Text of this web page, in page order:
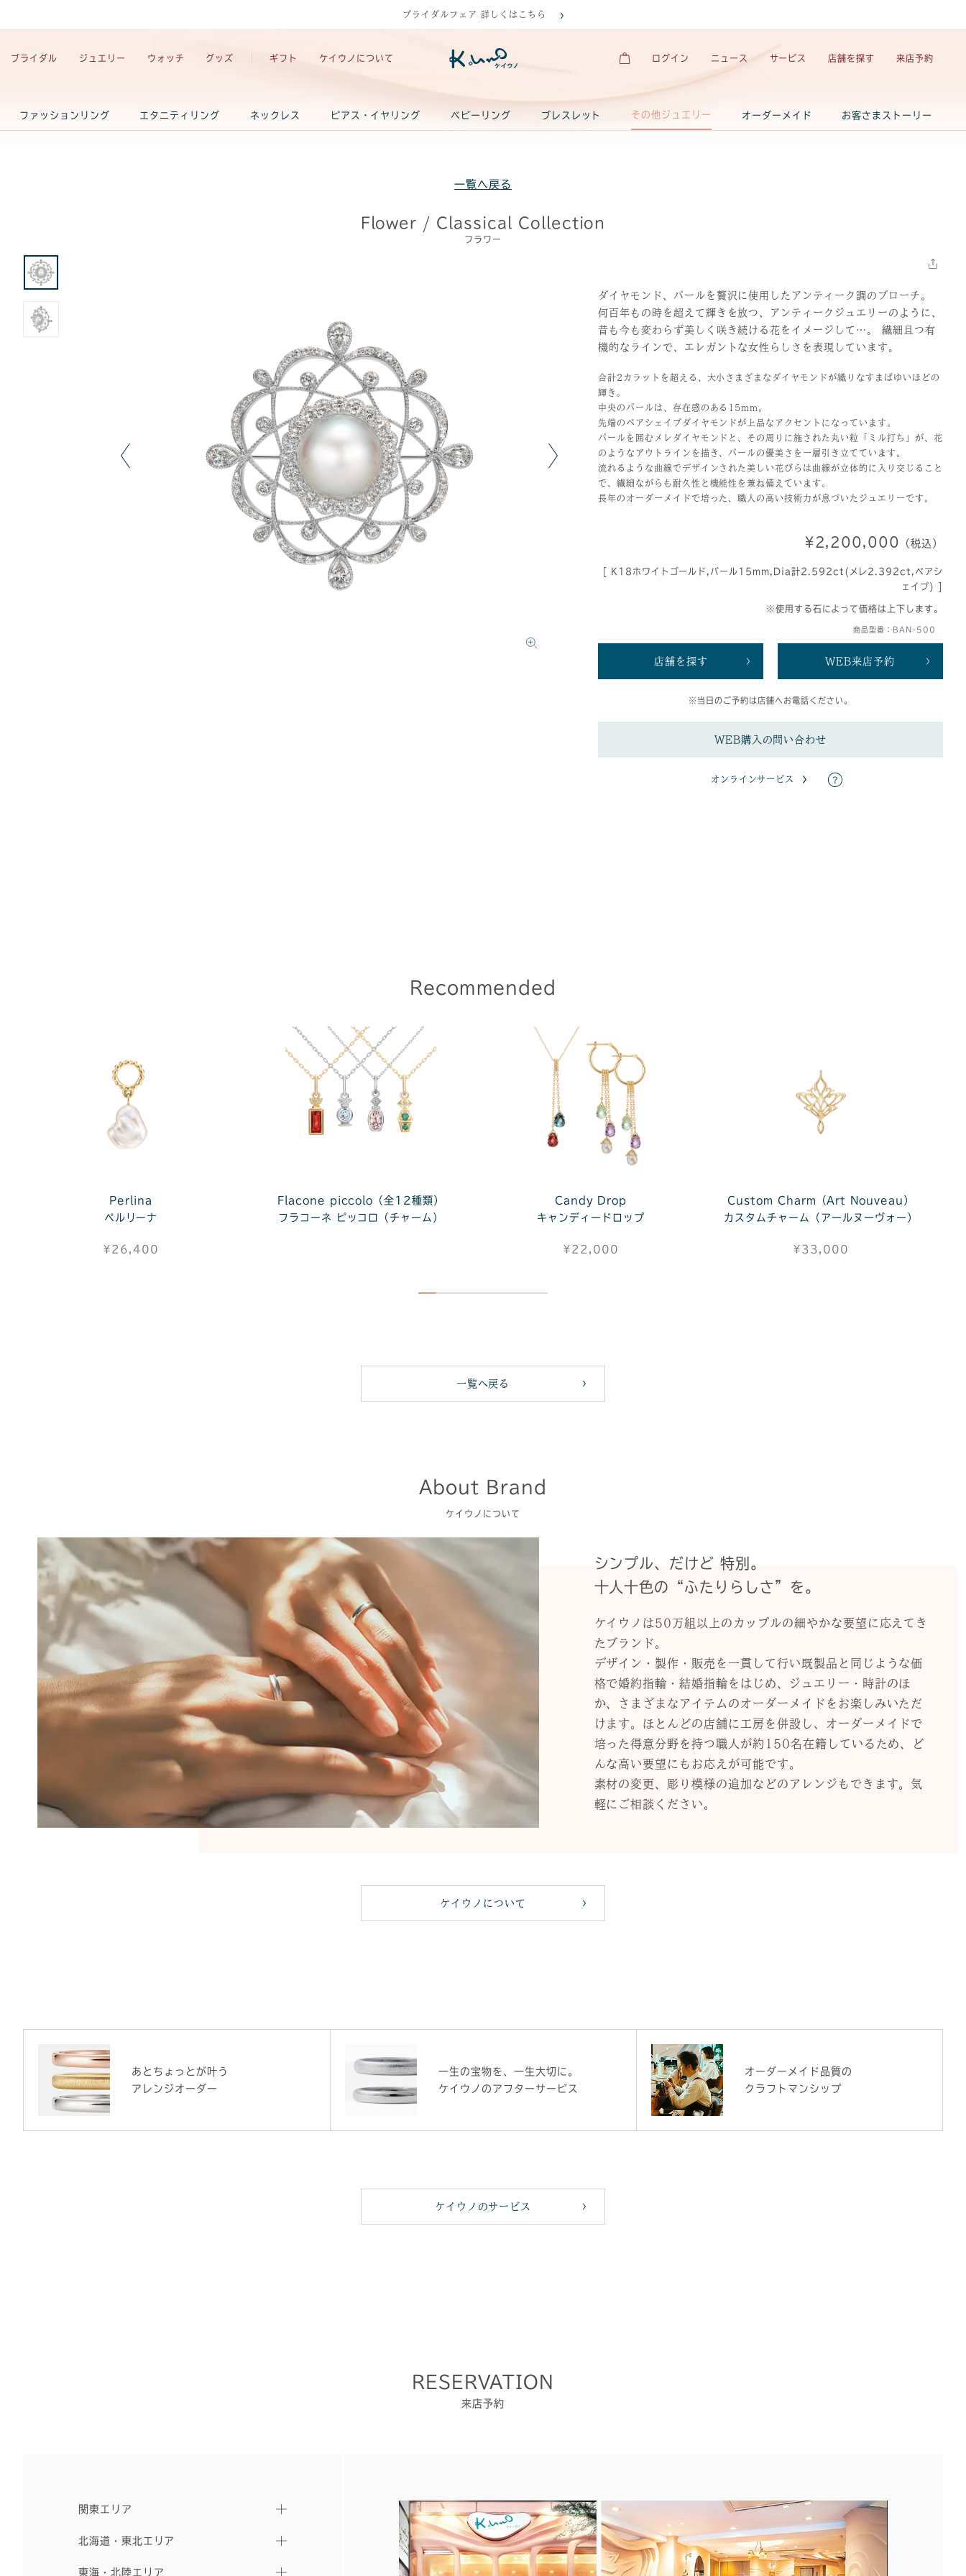
ブライダルフェア 詳しくはこちら
ブライダル ジュエリー ウォッチ グッズ ギフト ケイウノについて ログイン ニュース サービス 店舗を探す 来店予約
ファッションリング エタニティリング ネックレス ピアス・イヤリング ベビーリング ブレスレット その他ジュエリー オーダーメイド お客さまストーリー
一覧へ戻る
Flower / Classical Collection
フラワー
ダイヤモンド、パールを贅沢に使用したアンティーク調のブローチ。
何百年もの時を超えて輝きを放つ、アンティークジュエリーのように、
昔も今も変わらず美しく咲き続ける花をイメージして…。 繊細且つ有
機的なラインで、エレガントな女性らしさを表現しています。
合計2カラットを超える、大小さまざまなダイヤモンドが織りなすまばゆいほどの
輝き。
中央のパールは、存在感のある15mm。
先端のペアシェイプダイヤモンドが上品なアクセントになっています。
パールを囲むメレダイヤモンドと、その周りに施された丸い粒「ミル打ち」が、花
のようなアウトラインを描き、パールの優美さを一層引き立てています。
流れるような曲線でデザインされた美しい花びらは曲線が立体的に入り交じること
で、繊細ながらも耐久性と機能性を兼ね備えています。
長年のオーダーメイドで培った、職人の高い技術力が息づいたジュエリーです。
¥2,200,000 （税込）
[ K18ホワイトゴールド,パール15mm,Dia計2.592ct(メレ2.392ct,ペアシ
ェイプ) ]
※使用する石によって価格は上下します。
商品型番：BAN-500
店舗を探す WEB来店予約
※当日のご予約は店舗へお電話ください。
WEB購入の問い合わせ
オンラインサービス
Recommended
Perlina
ペルリーナ
¥26,400
Flacone piccolo（全12種類）
フラコーネ ピッコロ（チャーム）
Candy Drop
キャンディードロップ
¥22,000
Custom Charm（Art Nouveau）
カスタムチャーム（アールヌーヴォー）
¥33,000
一覧へ戻る
About Brand
ケイウノについて
シンプル、だけど 特別。
十人十色の“ふたりらしさ”を。
ケイウノは50万組以上のカップルの細やかな要望に応えてき
たブランド。
デザイン・製作・販売を一貫して行い既製品と同じような価
格で婚約指輪・結婚指輪をはじめ、ジュエリー・時計のほ
か、さまざまなアイテムのオーダーメイドをお楽しみいただ
けます。ほとんどの店舗に工房を併設し、オーダーメイドで
培った得意分野を持つ職人が約150名在籍しているため、ど
んな高い要望にもお応えが可能です。
素材の変更、彫り模様の追加などのアレンジもできます。気
軽にご相談ください。
ケイウノについて
あとちょっとが叶う
アレンジオーダー
一生の宝物を、一生大切に。
ケイウノのアフターサービス
オーダーメイド品質の
クラフトマンシップ
ケイウノのサービス
RESERVATION
来店予約
関東エリア
北海道・東北エリア
東海・北陸エリア